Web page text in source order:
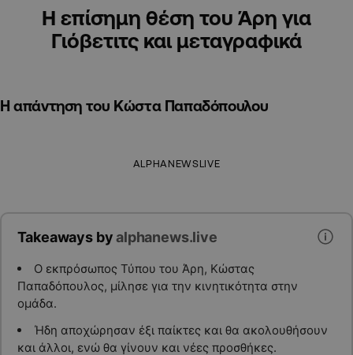
Η επίσημη θέση του Άρη για
Γιόβετιτς και μεταγραφικά
Η απάντηση του Κώστα Παπαδόπουλου
ALPHANEWSLIVE
Takeaways byalphanews.live
Ο εκπρόσωπος Τύπου του Άρη, Κώστας
Παπαδόπουλος, μίλησε για την κινητικότητα στην
ομάδα.
Ήδη αποχώρησαν έξι παίκτες και θα ακολουθήσουν
και άλλοι, ενώ θα γίνουν και νέες προσθήκες.